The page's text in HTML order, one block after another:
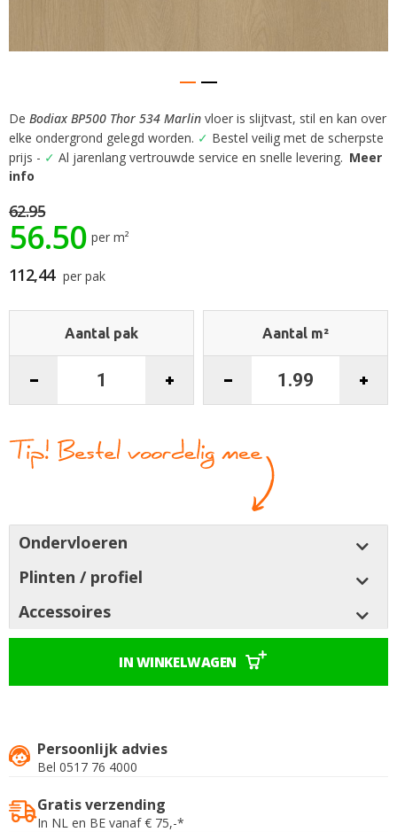
Ga
naar
het
begin
de
afbeeldingen-
gallerij
De Bodiax BP500 Thor 534 Marlin vloer is slijtvast, stil en kan over
elke ondergrond gelegd worden. ✓ Bestel veilig met de scherpste
prijs - ✓ Al jarenlang vertrouwde service en snelle levering. Meer
info
62.95
56.50 per m²
112,44 per pak
Aantal pak Aantal m²
Ondervloeren
Plinten / profiel
Accessoires
IN WINKELWAGEN
Persoonlijk advies
Bel 0517 76 4000
Gratis verzending
In NL en BE vanaf € 75,-*